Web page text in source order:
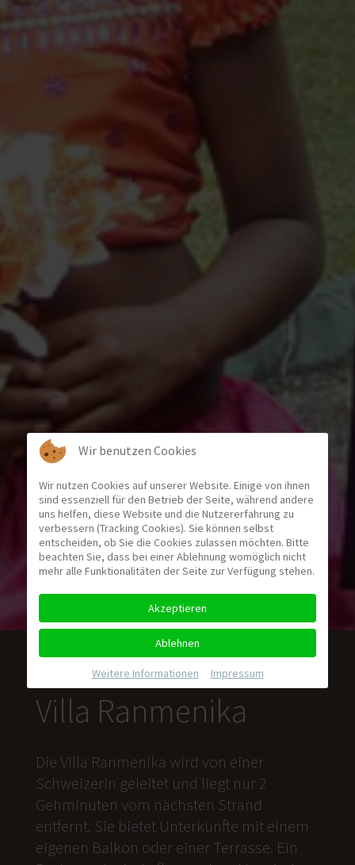
Villa Ranmenika
Die Villa Ranmenika wird von einer
Schweizerin geleitet und liegt nur 2
Gehminuten vom nächsten Strand
entfernt. Sie bietet Unterkünfte mit einem
eigenen Balkon oder einer Terrasse. Ein
Wir benutzen Cookies
Wir nutzen Cookies auf unserer Website. Einige von ihnen
sind essenziell für den Betrieb der Seite, während andere
uns helfen, diese Website und die Nutzererfahrung zu
verbessern (Tracking Cookies). Sie können selbst
entscheiden, ob Sie die Cookies zulassen möchten. Bitte
beachten Sie, dass bei einer Ablehnung womöglich nicht
mehr alle Funktionalitäten der Seite zur Verfügung stehen.
Akzeptieren
Ablehnen
Weitere Informationen Impressum